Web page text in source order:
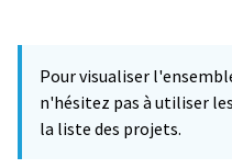
−
Pour visualiser
n'hésitez pas à utiliser
la liste des projets.